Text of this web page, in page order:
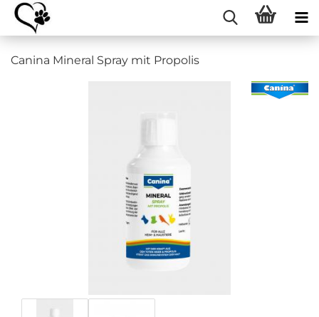
Canina Mineral Spray mit Propolis